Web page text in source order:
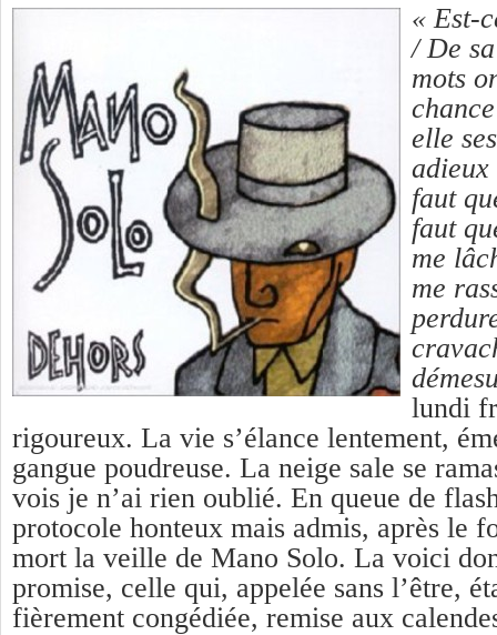
« Est-
/ De
mots
elle
faut
faut
me
me
lundi
rigoureux. La vie s’élance lentement,
gangue poudreuse. La neige sale se
vois je n’ai rien oublié. En queue de
protocole honteux mais admis, après le
mort la veille de Mano Solo. La voici
promise, celle qui, appelée sans l’être,
fièrement congédiée, remise aux